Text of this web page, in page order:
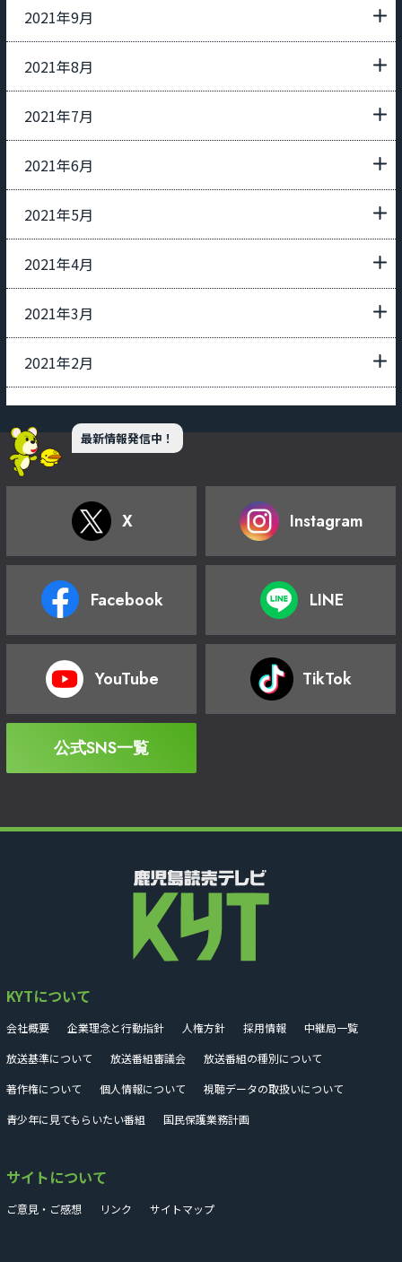
2021年9月
2021年8月
2021年7月
2021年6月
2021年5月
2021年4月
2021年3月
2021年2月
最新情報発信中！
X Instagram
Facebook LINE
YouTube TikTok
公式SNS一覧
KYTについて
会社概要 企業理念と行動指針 人権方針 採用情報
中継局一覧
放送基準について
放送番組審議会
放送番組の種別について
著作権について
個人情報について
視聴データの取扱いについて
青少年に見てもらいたい番組
国民保護業務計画
サイトについて
ご意見・ご感想 リンク サイトマップ